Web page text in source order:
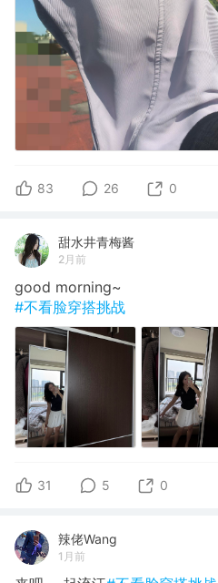
83 26 0
甜水井青梅酱
2月前
good morning~
#不看脸穿搭挑战
31 5 0
辣佬Wang
1月前